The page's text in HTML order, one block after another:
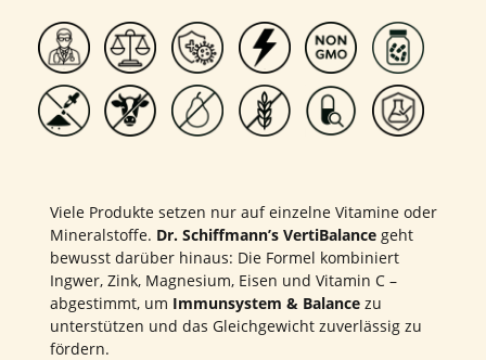
Viele Produkte setzen nur auf einzelne Vitamine oder
Mineralstoffe. Dr. Schiffmann’s VertiBalance geht
bewusst darüber hinaus: Die Formel kombiniert
Ingwer, Zink, Magnesium, Eisen und Vitamin C –
abgestimmt, um Immunsystem & Balance zu
unterstützen und das Gleichgewicht zuverlässig zu
fördern.